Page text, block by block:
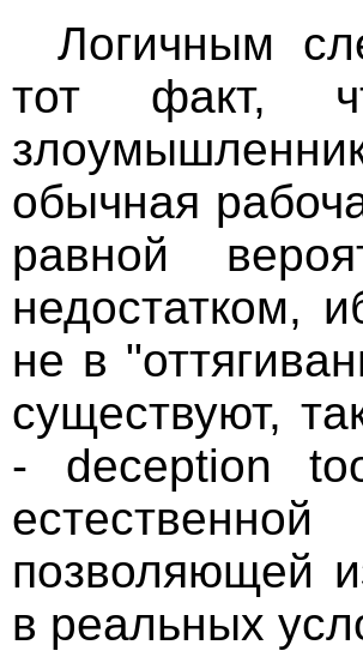
Логичным
тот факт,
обычная
равной
недостатком,
не в
существуют,
- deception
позволяющей
в реальных